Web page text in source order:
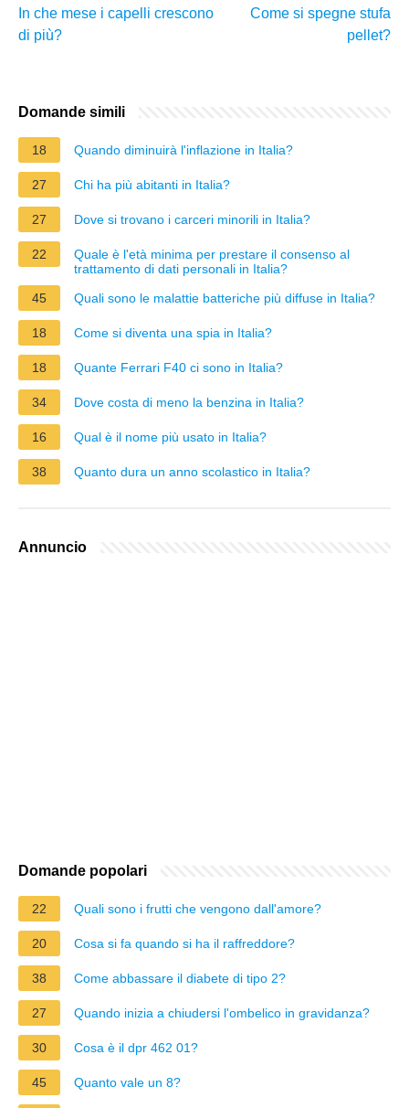
In che mese i capelli crescono
di più?
Come si spegne stufa
pellet?
Domande simili
18 Quando diminuirà l'inflazione in Italia?
27 Chi ha più abitanti in Italia?
27 Dove si trovano i carceri minorili in Italia?
22
Quale è l'età minima per prestare il consenso al
trattamento di dati personali in Italia?
45
Quali sono le malattie batteriche più diffuse in Italia?
18 Come si diventa una spia in Italia?
18 Quante Ferrari F40 ci sono in Italia?
34 Dove costa di meno la benzina in Italia?
16 Qual è il nome più usato in Italia?
38 Quanto dura un anno scolastico in Italia?
Annuncio
Domande popolari
22 Quali sono i frutti che vengono dall'amore?
20 Cosa si fa quando si ha il raffreddore?
38 Come abbassare il diabete di tipo 2?
27 Quando inizia a chiudersi l'ombelico in gravidanza?
30 Cosa è il dpr 462 01?
45 Quanto vale un 8?